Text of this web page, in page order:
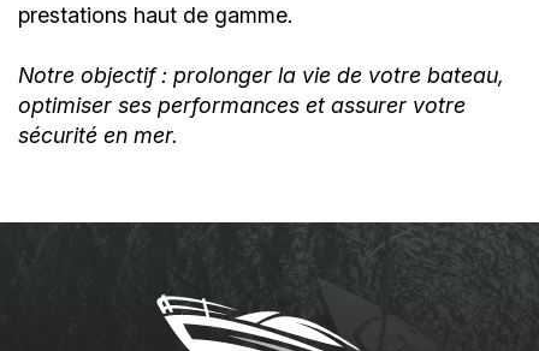
prestations haut de gamme.
Notre objectif : prolonger la vie de votre bateau,
optimiser ses performances et assurer votre
sécurité en mer.